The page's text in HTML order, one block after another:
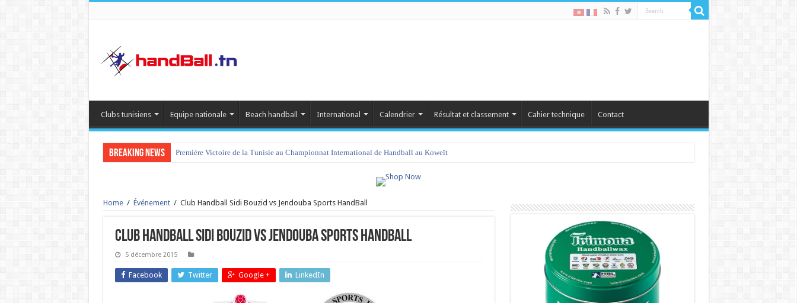
Clubs tunisiens Equipe nationale Beach handball International Calendrier Résultat et classement Cahier technique Contact
Breaking News Première Victoire de la Tunisie au Championnat International de Handball au Koweït
Home / Événement / Club Handball Sidi Bouzid vs Jendouba Sports HandBall
Club Handball Sidi Bouzid vs Jendouba Sports HandBall
5 décembre 2015
Facebook Twitter Google + LinkedIn